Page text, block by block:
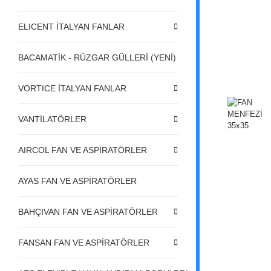
ELICENT İTALYAN FANLAR
BACAMATİK - RÜZGAR GÜLLERİ (YENİ)
VORTICE İTALYAN FANLAR
VANTİLATÖRLER
AIRCOL FAN VE ASPİRATÖRLER
AYAS FAN VE ASPİRATÖRLER
BAHÇIVAN FAN VE ASPİRATÖRLER
FANSAN FAN VE ASPİRATÖRLER